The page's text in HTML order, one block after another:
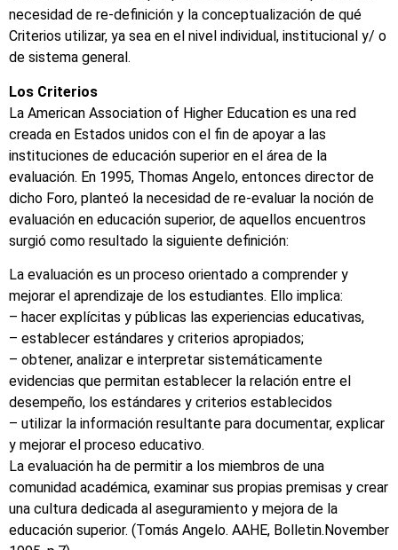
necesidad de re-definición y la conceptualización de qué
Criterios utilizar, ya sea en el nivel individual, institucional y/ o
de sistema general.
Los Criterios
La American Association of Higher Education es una red
creada en Estados unidos con el fin de apoyar a las
instituciones de educación superior en el área de la
evaluación. En 1995, Thomas Angelo, entonces director de
dicho Foro, planteó la necesidad de re-evaluar la noción de
evaluación en educación superior, de aquellos encuentros
surgió como resultado la siguiente definición:
La evaluación es un proceso orientado a comprender y
mejorar el aprendizaje de los estudiantes. Ello implica:
– hacer explícitas y públicas las experiencias educativas,
– establecer estándares y criterios apropiados;
– obtener, analizar e interpretar sistemáticamente
evidencias que permitan establecer la relación entre el
desempeño, los estándares y criterios establecidos
– utilizar la información resultante para documentar, explicar
y mejorar el proceso educativo.
La evaluación ha de permitir a los miembros de una
comunidad académica, examinar sus propias premisas y crear
una cultura dedicada al aseguramiento y mejora de la
educación superior. (Tomás Angelo. AAHE, Bolletin.November